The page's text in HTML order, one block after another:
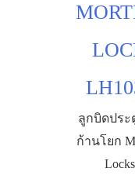
ลูกบิดประ
ก้านโยก
Locks